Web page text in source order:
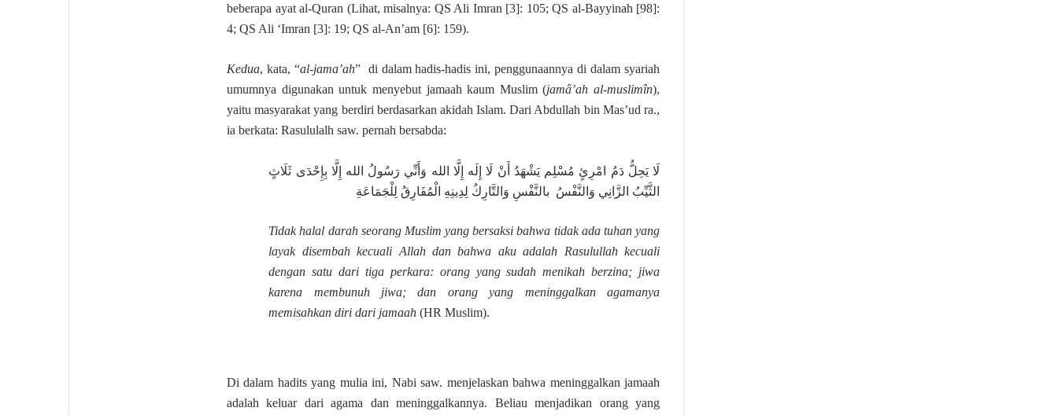
beberapa ayat al-Quran (Lihat, misalnya: QS Ali Imran [3]: 105; QS al-Bayyinah [98]:
4; QS Ali ‘Imran [3]: 19; QS al-An’am [6]: 159).
Kedua, kata, “al-jama’ah” di dalam hadis-hadis ini, penggunaannya di dalam syariah
umumnya digunakan untuk menyebut jamaah kaum Muslim (jamâ’ah al-muslimîn),
yaitu masyarakat yang berdiri berdasarkan akidah Islam. Dari Abdullah bin Mas’ud ra.,
ia berkata: Rasululalh saw. pernah bersabda:
لَا يَحِلُّ دَمُ امْرِئٍ مُسْلِم يَشْهَدُ أَنْ لَا إِلَه إِلَّا الله وَأَنِّي رَسُولُ الله إِلَّا بِإِحْدَى ثَلَاثٍ
الثَّيِّبُ الزَّانِي وَالنَّفْسُ بالنَّفْسِ وَالتَّارِكُ لِدِينِهِ الْمُفَارِقُ لِلْجَمَاعَةِ
Tidak halal darah seorang Muslim yang bersaksi bahwa tidak ada tuhan yang
layak disembah kecuali Allah dan bahwa aku adalah Rasulullah kecuali
dengan satu dari tiga perkara: orang yang sudah menikah berzina; jiwa
karena membunuh jiwa; dan orang yang meninggalkan agamanya
memisahkan diri dari jamaah (HR Muslim).
Di dalam hadits yang mulia ini, Nabi saw. menjelaskan bahwa meninggalkan jamaah
adalah keluar dari agama dan meninggalkannya. Beliau menjadikan orang yang